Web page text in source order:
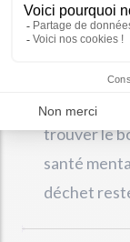
virer au «
culpabilité
comment
trouver le
santé
déchet